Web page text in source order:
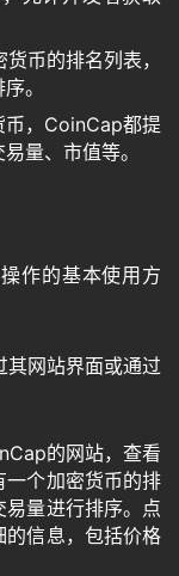
币的排名列表，
。
币，CoinCap都提
量、市值等。
作的基本使用方
网站界面或通过
的网站，查看
一个加密货币的排
量进行排序。点
的信息，包括价格